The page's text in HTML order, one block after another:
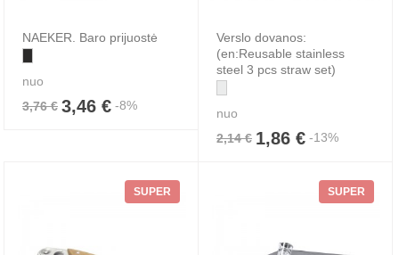
NAEKER. Baro prijuostė
nuo
3,76 € 3,46 € -8%
Verslo dovanos:
(en:Reusable stainless
steel 3 pcs straw set)
nuo
2,14 € 1,86 € -13%
SUPER SUPER